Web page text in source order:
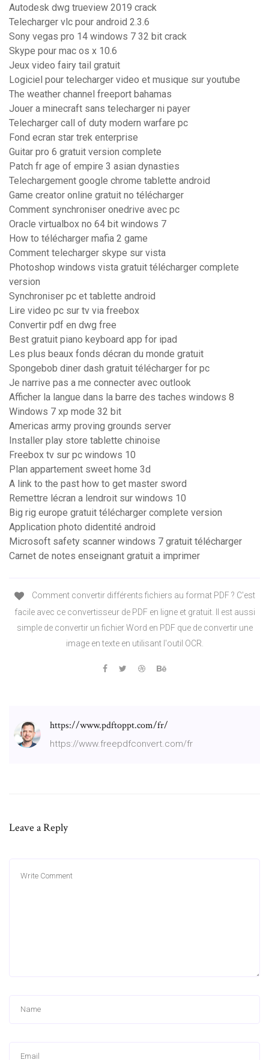
Autodesk dwg trueview 2019 crack
Telecharger vlc pour android 2.3.6
Sony vegas pro 14 windows 7 32 bit crack
Skype pour mac os x 10.6
Jeux video fairy tail gratuit
Logiciel pour telecharger video et musique sur youtube
The weather channel freeport bahamas
Jouer a minecraft sans telecharger ni payer
Telecharger call of duty modern warfare pc
Fond ecran star trek enterprise
Guitar pro 6 gratuit version complete
Patch fr age of empire 3 asian dynasties
Telechargement google chrome tablette android
Game creator online gratuit no télécharger
Comment synchroniser onedrive avec pc
Oracle virtualbox no 64 bit windows 7
How to télécharger mafia 2 game
Comment telecharger skype sur vista
Photoshop windows vista gratuit télécharger complete
version
Synchroniser pc et tablette android
Lire video pc sur tv via freebox
Convertir pdf en dwg free
Best gratuit piano keyboard app for ipad
Les plus beaux fonds décran du monde gratuit
Spongebob diner dash gratuit télécharger for pc
Je narrive pas a me connecter avec outlook
Afficher la langue dans la barre des taches windows 8
Windows 7 xp mode 32 bit
Americas army proving grounds server
Installer play store tablette chinoise
Freebox tv sur pc windows 10
Plan appartement sweet home 3d
A link to the past how to get master sword
Remettre lécran a lendroit sur windows 10
Big rig europe gratuit télécharger complete version
Application photo didentité android
Microsoft safety scanner windows 7 gratuit télécharger
Carnet de notes enseignant gratuit a imprimer
Comment convertir différents fichiers au format PDF ? C'est
facile avec ce convertisseur de PDF en ligne et gratuit. Il est aussi
simple de convertir un fichier Word en PDF que de convertir une
image en texte en utilisant l'outil OCR.
https://www.pdftoppt.com/fr/
https://www.freepdfconvert.com/fr
Leave a Reply